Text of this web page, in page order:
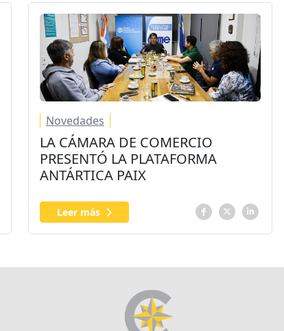
Novedades
LA CÁMARA DE COMERCIO
PRESENTÓ LA PLATAFORMA
ANTÁRTICA PAIX
Leer más